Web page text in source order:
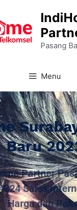
Pasang
Menu
Baru
Partner
Sales
Harga dan